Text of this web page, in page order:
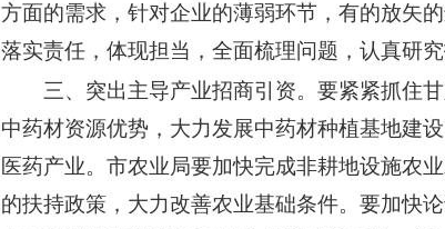
方面的需求，针对企业的薄弱环节，有的放矢
落实责任，体现担当，全面梳理问题，认真研
三、突出主导产业招商引资。要紧紧抓住
中药材资源优势，大力发展中药材种植基地建
医药产业。市农业局要加快完成非耕地设施农
的扶持政策，大力改善农业基础条件。要加快